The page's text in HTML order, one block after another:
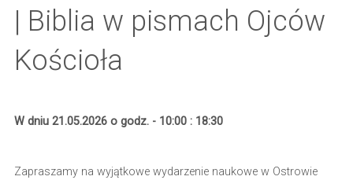
| Biblia w pismach Ojców
Kościoła
W dniu 21.05.2026 o godz. - 10:00 : 18:30
Zapraszamy na wyjątkowe wydarzenie naukowe w Ostrowie